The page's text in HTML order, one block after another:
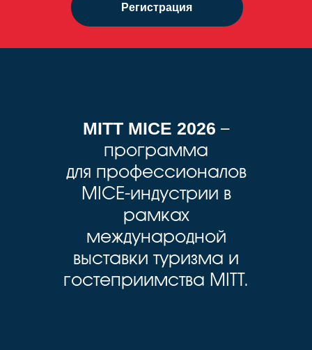
Регистрация
MITT MICE 2026 –
программа
для профессионалов
MICE-индустрии в
рамках
международной
выставки туризма и
гостеприимства MITT.